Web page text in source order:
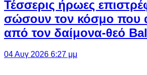
Τέσσερις ήρωες
σώσουν τον κόσμο που
από τον δαίμονα-θεό
04 Αυγ 2026 6:27 μμ